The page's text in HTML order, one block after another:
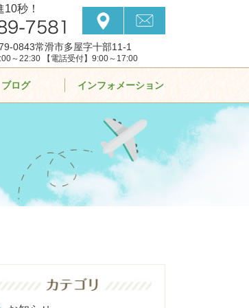
秒！
0843常滑市多屋字十部11-1
～22:30 【電話受付】9:00～17:00
ブログ インフォメーション